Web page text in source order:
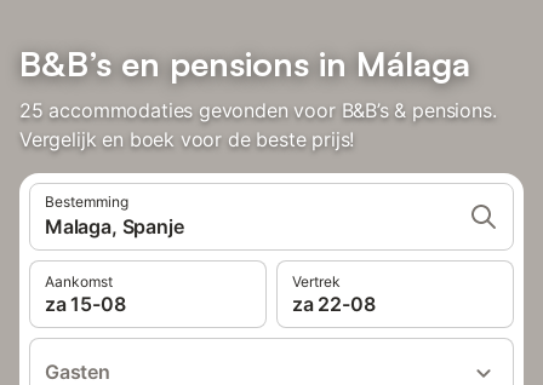
B&B’s en pensions in Málaga
25 accommodaties gevonden voor B&B’s & pensions.
Vergelijk en boek voor de beste prijs!
Bestemming
Malaga, Spanje
Aankomst
za 15-08
Vertrek
za 22-08
Gasten